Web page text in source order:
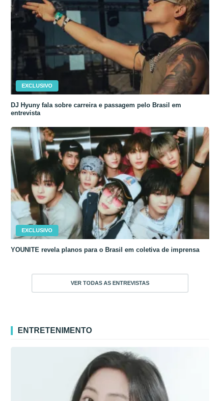
EXCLUSIVO
DJ Hyuny fala sobre carreira e passagem pelo Brasil em
entrevista
EXCLUSIVO
YOUNITE revela planos para o Brasil em coletiva de imprensa
VER TODAS AS ENTREVISTAS
ENTRETENIMENTO